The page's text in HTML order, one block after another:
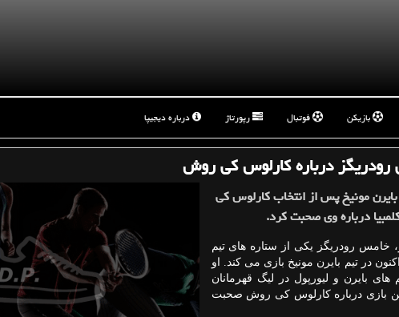
بازیکن فوتبال رپورتاژ درباره دیجیپا
درباره كارلوس كی روش
مونیخ پس از انتخاب كارلوس كی
درباره وی صحبت كرد.
خامس رودریگز یكی از ستاره های تیم
در تیم بایرن مونیخ بازی می كند. او
بایرن و لیورپول در لیگ قهرمانان
بازی درباره كارلوس كی روش صحبت